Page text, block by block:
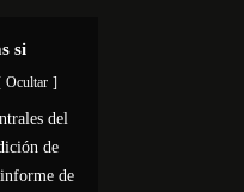
si
Ocultar
del
de
de